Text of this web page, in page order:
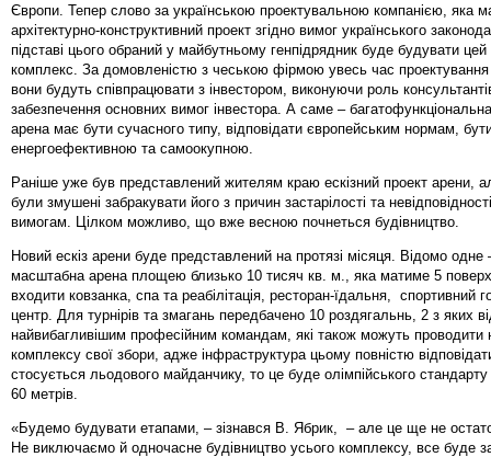
Європи. Тепер слово за українською проектувальною компанією, яка
архітектурно-конструктивний проект згідно вимог українського
підставі цього обраний у майбутньому генпідрядник буде будувати
комплекс. За домовленістю з чеською фірмою увесь час проектування
вони будуть співпрацювати з інвестором, виконуючи роль
забезпечення основних вимог інвестора. А саме –
арена має бути сучасного типу, відповідати європейським нормам,
енергоефективною та самоокупною.
Раніше уже був представлений жителям краю ескізний проект арени,
були змушені забракувати його з причин застарілості та
вимогам. Цілком можливо, що вже весною почнеться будівництво.
Новий ескіз арени буде представлений на протязі місяця. Відомо одне
масштабна арена площею близько 10 тисяч кв. м., яка матиме 5
входити ковзанка, спа та реабілітація, ресторан-їдальня, спортивний
центр. Для турнірів та змагань передбачено 10 роздягальнь, 2 з яких
найвибагливішим професійним командам, які також можуть проводити
комплексу свої збори, адже інфраструктура цьому повністю
стосується льодового майданчику, то це буде олімпійського
60 метрів.
«Будемо будувати етапами, – зізнався В. Ябрик, – але це ще не
Не виключаємо й одночасне будівництво усього комплексу, все буде